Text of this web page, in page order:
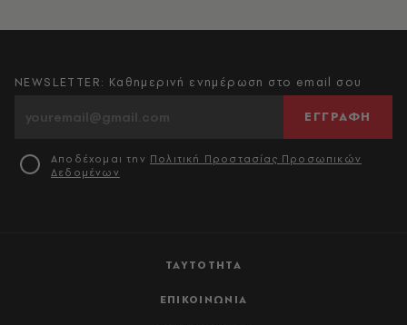
ΤΑΥΤΟΤΗΤΑ
ΕΠΙΚΟΙΝΩΝΙΑ
NEWSLETTER: Καθημερινή ενημέρωση στο email σου
ΕΓΓΡΑΦΗ
Αποδέχομαι την Πολιτική Προστασίας Προσωπικών
Δεδομένων